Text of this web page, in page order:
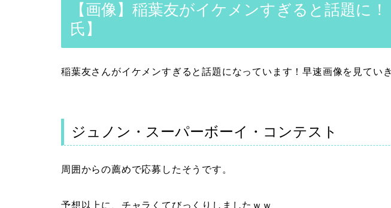
【画像】稲葉友がイケメンすぎると話題に
氏】
稲葉友さんがイケメンすぎると話題になっています！早速画像を見てい
ジュノン・スーパーボーイ・コンテスト
周囲からの薦めで応募したそうです。
予想以上に、チャラくてびっくりしましたｗｗ